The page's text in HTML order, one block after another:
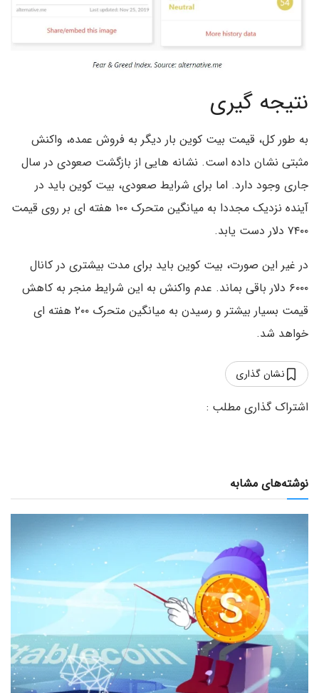
نتیجه گیری
به طور کل، قیمت بیت کوین بار دیگر به فروش عمده، واکنش
مثبتی نشان داده است. نشانه هایی از بازگشت صعودی در سال
جاری وجود دارد. اما برای شرایط صعودی، بیت کوین باید در
آینده نزدیک مجددا به میانگین متحرک ۱۰۰ هفته ای بر روی قیمت
۷۴۰۰ دلار دست یابد.
در غیر این صورت، بیت کوین باید برای مدت بیشتری در کانال
۶۰۰۰ دلار باقی بماند. عدم واکنش به این شرایط منجر به کاهش
قیمت بسیار بیشتر و رسیدن به میانگین متحرک ۲۰۰ هفته ای
خواهد شد.
نشان گذاری
نوشته‌های مشابه